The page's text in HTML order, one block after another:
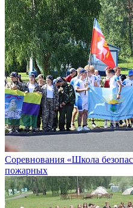
Соревнования «Школа
пожарных